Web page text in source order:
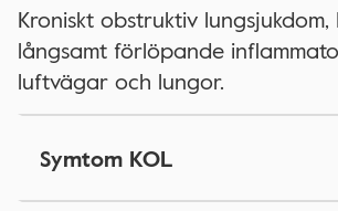
Kroniskt obstruktiv lungsjukdom,
långsamt förlöpande
luftvägar och lungor.
Symtom KOL